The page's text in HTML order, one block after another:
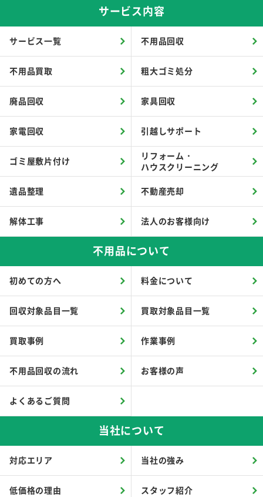
サービス内容
サービス一覧 不用品回収
不用品買取 粗大ゴミ処分
廃品回収 家具回収
家電回収 引越しサポート
ゴミ屋敷片付け
リフォーム・
ハウスクリーニング
遺品整理 不動産売却
解体工事 法人のお客様向け
不用品について
初めての方へ 料金について
回収対象品目一覧 買取対象品目一覧
買取事例 作業事例
不用品回収の流れ お客様の声
よくあるご質問
当社について
対応エリア 当社の強み
低価格の理由 スタッフ紹介